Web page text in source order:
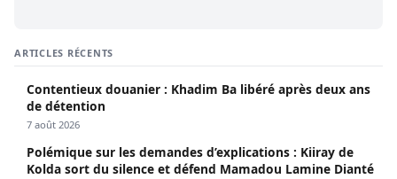
ARTICLES RÉCENTS
Contentieux douanier : Khadim Ba libéré après deux ans
de détention
7 août 2026
Polémique sur les demandes d’explications : Kiiray de
Kolda sort du silence et défend Mamadou Lamine Dianté